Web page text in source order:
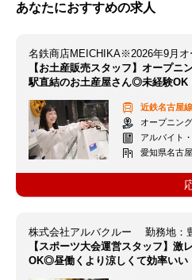
あなたにおすすめの求人
名鉄商店MEICHIKA※2026年9月オ
【お土産販売スタッフ】オープニ
駅直結のお土産屋さん◎未経験OK
近鉄名古屋線
オープニング：時
アルバイト
愛知県名古
株式会社アルバクルー 勤務地：
【スポーツ大会運営スタッフ】激
OK◎昼働くより涼しくて効率いい